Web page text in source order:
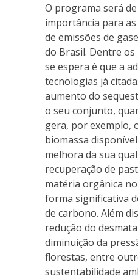
O programa será
importância para
de emissões de
do Brasil. Dentre
se espera é que a
tecnologias já
aumento do
o seu conjunto,
gera, por exemplo,
biomassa
melhora da sua
recuperação de
matéria orgânica
forma significativa
de carbono. Além
redução do
diminuição da
florestas, entre
sustentabilidade